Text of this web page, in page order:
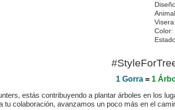
Visera:
Color:
1 Gorra = 1
estás contribuyendo a plantar árboles en los
tu colaboración, avanzamos un poco más en el